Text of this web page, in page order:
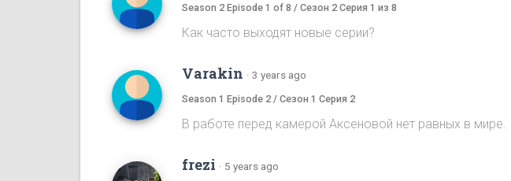
Season 2 Episode 1 of 8 / Сезон 2 Серия 1 из 8
Как часто выходят новые серии?
Varakin · 3 years ago
Season 1 Episode 2 / Сезон 1 Серия 2
В работе перед камерой Аксеновой нет равных в мире.
frezi · 5 years ago